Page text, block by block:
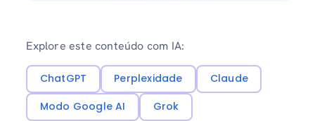
Explore este conteúdo com IA:
ChatGPT Perplexidade
Claude
Modo Google AI
Grok